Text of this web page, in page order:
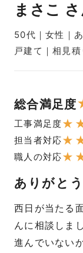
まさこ
50代｜女性｜
戸建て｜相見
総合満足度
工事満足度★
担当者対応★
職人の対応★
ありがと
西日が当たる
んに相談しま
進んでいない